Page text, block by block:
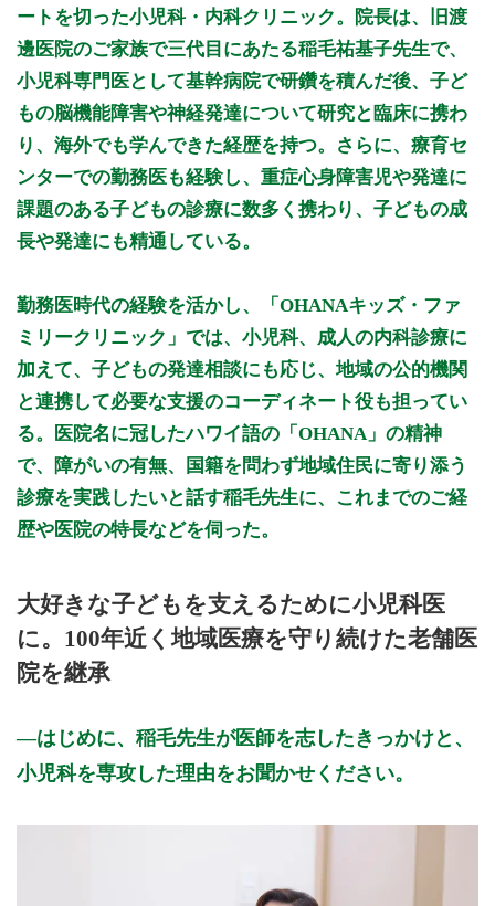
15:00 - 17:30
○ ○ ○ ○
休診日: 日、祝
※15:00～16:00 乳幼児健診・予防接種のみ(予約制)
※診療時間や臨時休診・診療内容等について、事前に必ず医療
機関ホームページ、またはお電話にてご確認ください。
>>病院なびで医療機関の詳細を見る
公式HPはこちら
ートを切った小児科・内科クリニック。院長は、旧渡
邊医院のご家族で三代目にあたる稲毛祐基子先生で、
小児科専門医として基幹病院で研鑽を積んだ後、子ど
もの脳機能障害や神経発達について研究と臨床に携わ
り、海外でも学んできた経歴を持つ。さらに、療育セ
ンターでの勤務医も経験し、重症心身障害児や発達に
課題のある子どもの診療に数多く携わり、子どもの成
長や発達にも精通している。
勤務医時代の経験を活かし、「OHANAキッズ・ファ
ミリークリニック」では、小児科、成人の内科診療に
加えて、子どもの発達相談にも応じ、地域の公的機関
と連携して必要な支援のコーディネート役も担ってい
る。医院名に冠したハワイ語の「OHANA」の精神
で、障がいの有無、国籍を問わず地域住民に寄り添う
診療を実践したいと話す稲毛先生に、これまでのご経
歴や医院の特長などを伺った。
大好きな子どもを支えるために小児科医
に。100年近く地域医療を守り続けた老舗医
院を継承
はじめに、稲毛先生が医師を志したきっかけと、
小児科を専攻した理由をお聞かせください。